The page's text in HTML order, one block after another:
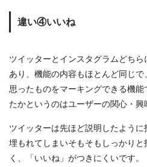
違い④いいね
ツイッターとインスタグラムどち
あり、機能の内容もほとんど同じ
思ったものをマーキングできる機
たかというのはユーザーの関心・興
ツイッターは先ほど説明したよう
埋もれてしまいそもそもしっかり
く、「いいね」がつきにくいです。